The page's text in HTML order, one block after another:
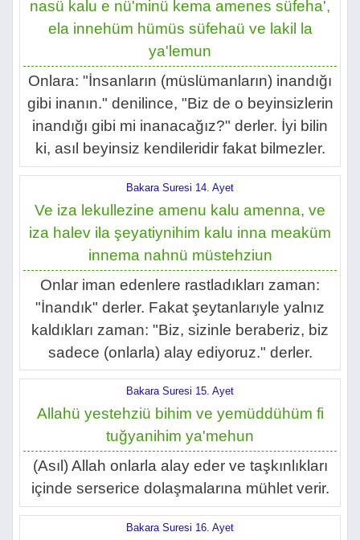
nasü kalu e nü'minü kema amenes süfeha',
ela innehüm hümüs süfehaü ve lakil la
ya'lemun
Onlara: "İnsanların (müslümanların) inandığı
gibi inanın." denilince, "Biz de o beyinsizlerin
inandığı gibi mi inanacağız?" derler. İyi bilin
ki, asıl beyinsiz kendileridir fakat bilmezler.
Bakara Suresi 14. Ayet
Ve iza lekullezine amenu kalu amenna, ve
iza halev ila şeyatiynihim kalu inna meaküm
innema nahnü müstehziun
Onlar iman edenlere rastladıkları zaman:
"İnandık" derler. Fakat şeytanlarıyle yalnız
kaldıkları zaman: "Biz, sizinle beraberiz, biz
sadece (onlarla) alay ediyoruz." derler.
Bakara Suresi 15. Ayet
Allahü yestehziü bihim ve yemüddühüm fi
tuğyanihim ya'mehun
(Asıl) Allah onlarla alay eder ve taşkınlıkları
içinde serserice dolaşmalarına mühlet verir.
Bakara Suresi 16. Ayet